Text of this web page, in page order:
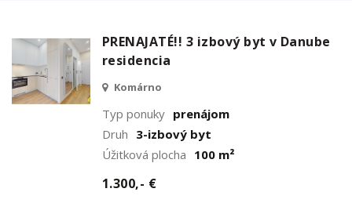
PRENAJATÉ!! 3 izbový byt v Danube
residencia
Komárno
Typ ponuky prenájom
Druh 3-izbový byt
Úžitková plocha 100 m²
1.300,- €